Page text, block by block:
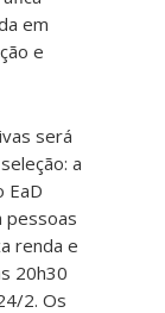
em
e
será
a
EaD
pessoas
renda e
20h30
2. Os